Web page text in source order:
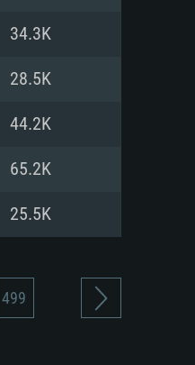
트)
이버를
사양 지원
34.3K
28.5K
44.2K
65.2K
25.5K
499